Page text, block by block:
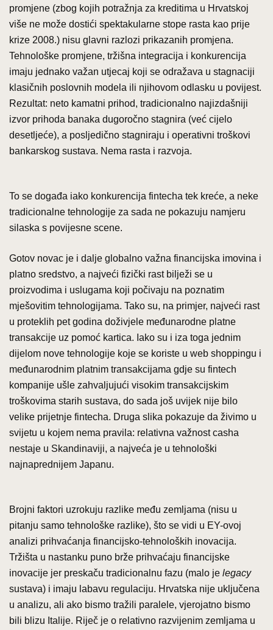
promjene (zbog kojih potražnja za kreditima u Hrvatskoj
više ne može dostići spektakularne stope rasta kao prije
krize 2008.) nisu glavni razlozi prikazanih promjena.
Tehnološke promjene, tržišna integracija i konkurencija
imaju jednako važan utjecaj koji se odražava u stagnaciji
klasičnih poslovnih modela ili njihovom odlasku u povijest.
Rezultat: neto kamatni prihod, tradicionalno najizdašniji
izvor prihoda banaka dugoročno stagnira (već cijelo
desetljeće), a posljedično stagniraju i operativni troškovi
bankarskog sustava. Nema rasta i razvoja.
To se događa iako konkurencija fintecha tek kreće, a neke
tradicionalne tehnologije za sada ne pokazuju namjeru
silaska s povijesne scene.
Gotov novac je i dalje globalno važna financijska imovina i
platno sredstvo, a najveći fizički rast bilježi se u
proizvodima i uslugama koji počivaju na poznatim
mješovitim tehnologijama. Tako su, na primjer, najveći rast
u proteklih pet godina doživjele međunarodne platne
transakcije uz pomoć kartica. Iako su i iza toga jednim
dijelom nove tehnologije koje se koriste u web shoppingu i
međunarodnim platnim transakcijama gdje su fintech
kompanije ušle zahvaljujući visokim transakcijskim
troškovima starih sustava, do sada još uvijek nije bilo
velike prijetnje fintecha. Druga slika pokazuje da živimo u
svijetu u kojem nema pravila: relativna važnost casha
nestaje u Skandinaviji, a najveća je u tehnološki
najnaprednijem Japanu.
Brojni faktori uzrokuju razlike među zemljama (nisu u
pitanju samo tehnološke razlike), što se vidi u EY-ovoj
analizi prihvaćanja financijsko-tehnoloških inovacija.
Tržišta u nastanku puno brže prihvaćaju financijske
inovacije jer preskaču tradicionalnu fazu (malo je legacy
sustava) i imaju labavu regulaciju. Hrvatska nije uključena
u analizu, ali ako bismo tražili paralele, vjerojatno bismo
bili blizu Italije. Riječ je o relativno razvijenim zemljama u